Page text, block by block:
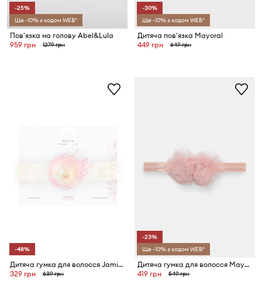
-25%
Ще -10% з кодом WEB*
Пов'язка на голову Abel&Lula
959 грн
1279 грн
-30%
Ще -10% з кодом WEB*
Дитяча пов'язка Mayoral
449 грн
649 грн
-48%
Дитяча гумка для волосся Jamiks PASSIONISTI
329 грн
639 грн
-23%
Ще -10% з кодом WEB*
Дитяча гумка для волосся Mayoral
419 грн
549 грн